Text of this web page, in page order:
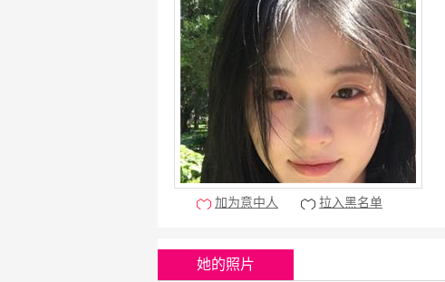
加为意中人 拉入黑名单
她的照片